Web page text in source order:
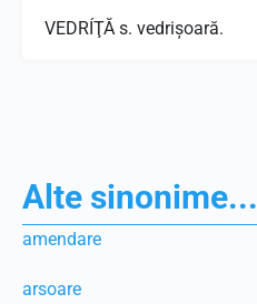
VEDRÍŢĂ s. vedrişoară.
Alte sinonime...
amendare
arsoare